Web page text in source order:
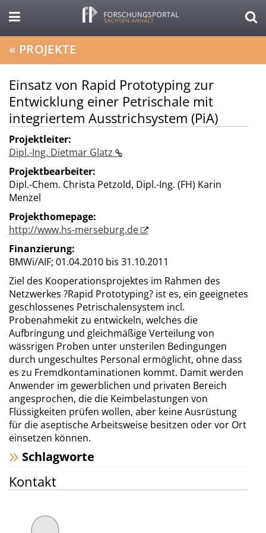
« PROJEKTE
Einsatz von Rapid Prototyping zur
Entwicklung einer Petrischale mit
integriertem Ausstrichsystem (PiA)
Projektleiter:
Dipl.-Ing. Dietmar Glatz
Projektbearbeiter:
Dipl.-Chem. Christa Petzold, Dipl.-Ing. (FH) Karin
Menzel
Projekthomepage:
http://www.hs-merseburg.de
Finanzierung:
BMWi/AIF; 01.04.2010 bis 31.10.2011
Ziel des Kooperationsprojektes im Rahmen des
Netzwerkes ?Rapid Prototyping? ist es, ein geeignetes
geschlossenes Petrischalensystem incl.
Probenahmekit zu entwickeln, welches die
Aufbringung und gleichmäßige Verteilung von
wässrigen Proben unter unsterilen Bedingungen
durch ungeschultes Personal ermöglicht, ohne dass
es zu Fremdkontaminationen kommt. Damit werden
Anwender im gewerblichen und privaten Bereich
angesprochen, die die Keimbelastungen von
Flüssigkeiten prüfen wollen, aber keine Ausrüstung
für die aseptische Arbeitsweise besitzen oder vor Ort
einsetzen können.
Schlagworte
Kontakt